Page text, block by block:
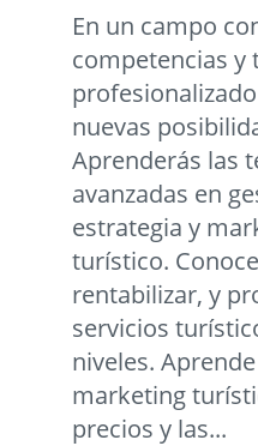
En un campo
competencias y
nuevas
Aprenderás las
avanzadas en
estrategia y
turístico.
rentabilizar, y
servicios
niveles.
marketing
precios y las...